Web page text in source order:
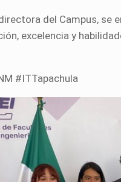
del Campus,
excelencia y
#ITTapachula